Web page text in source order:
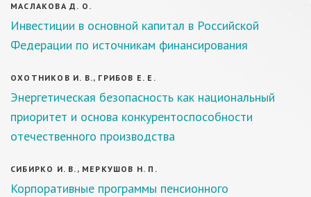
МАСЛАКОВА Д. О.
Инвестиции в основной капитал в Российской
Федерации по источникам финансирования
ОХОТНИКОВ И. В., ГРИБОВ Е. Е.
Энергетическая безопасность как национальный
приоритет и основа конкурентоспособности
отечественного производства
СИБИРКО И. В., МЕРКУШОВ Н. П.
Корпоративные программы пенсионного